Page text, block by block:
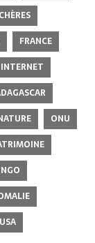
FRANCE
INTERNET
ONU
USA